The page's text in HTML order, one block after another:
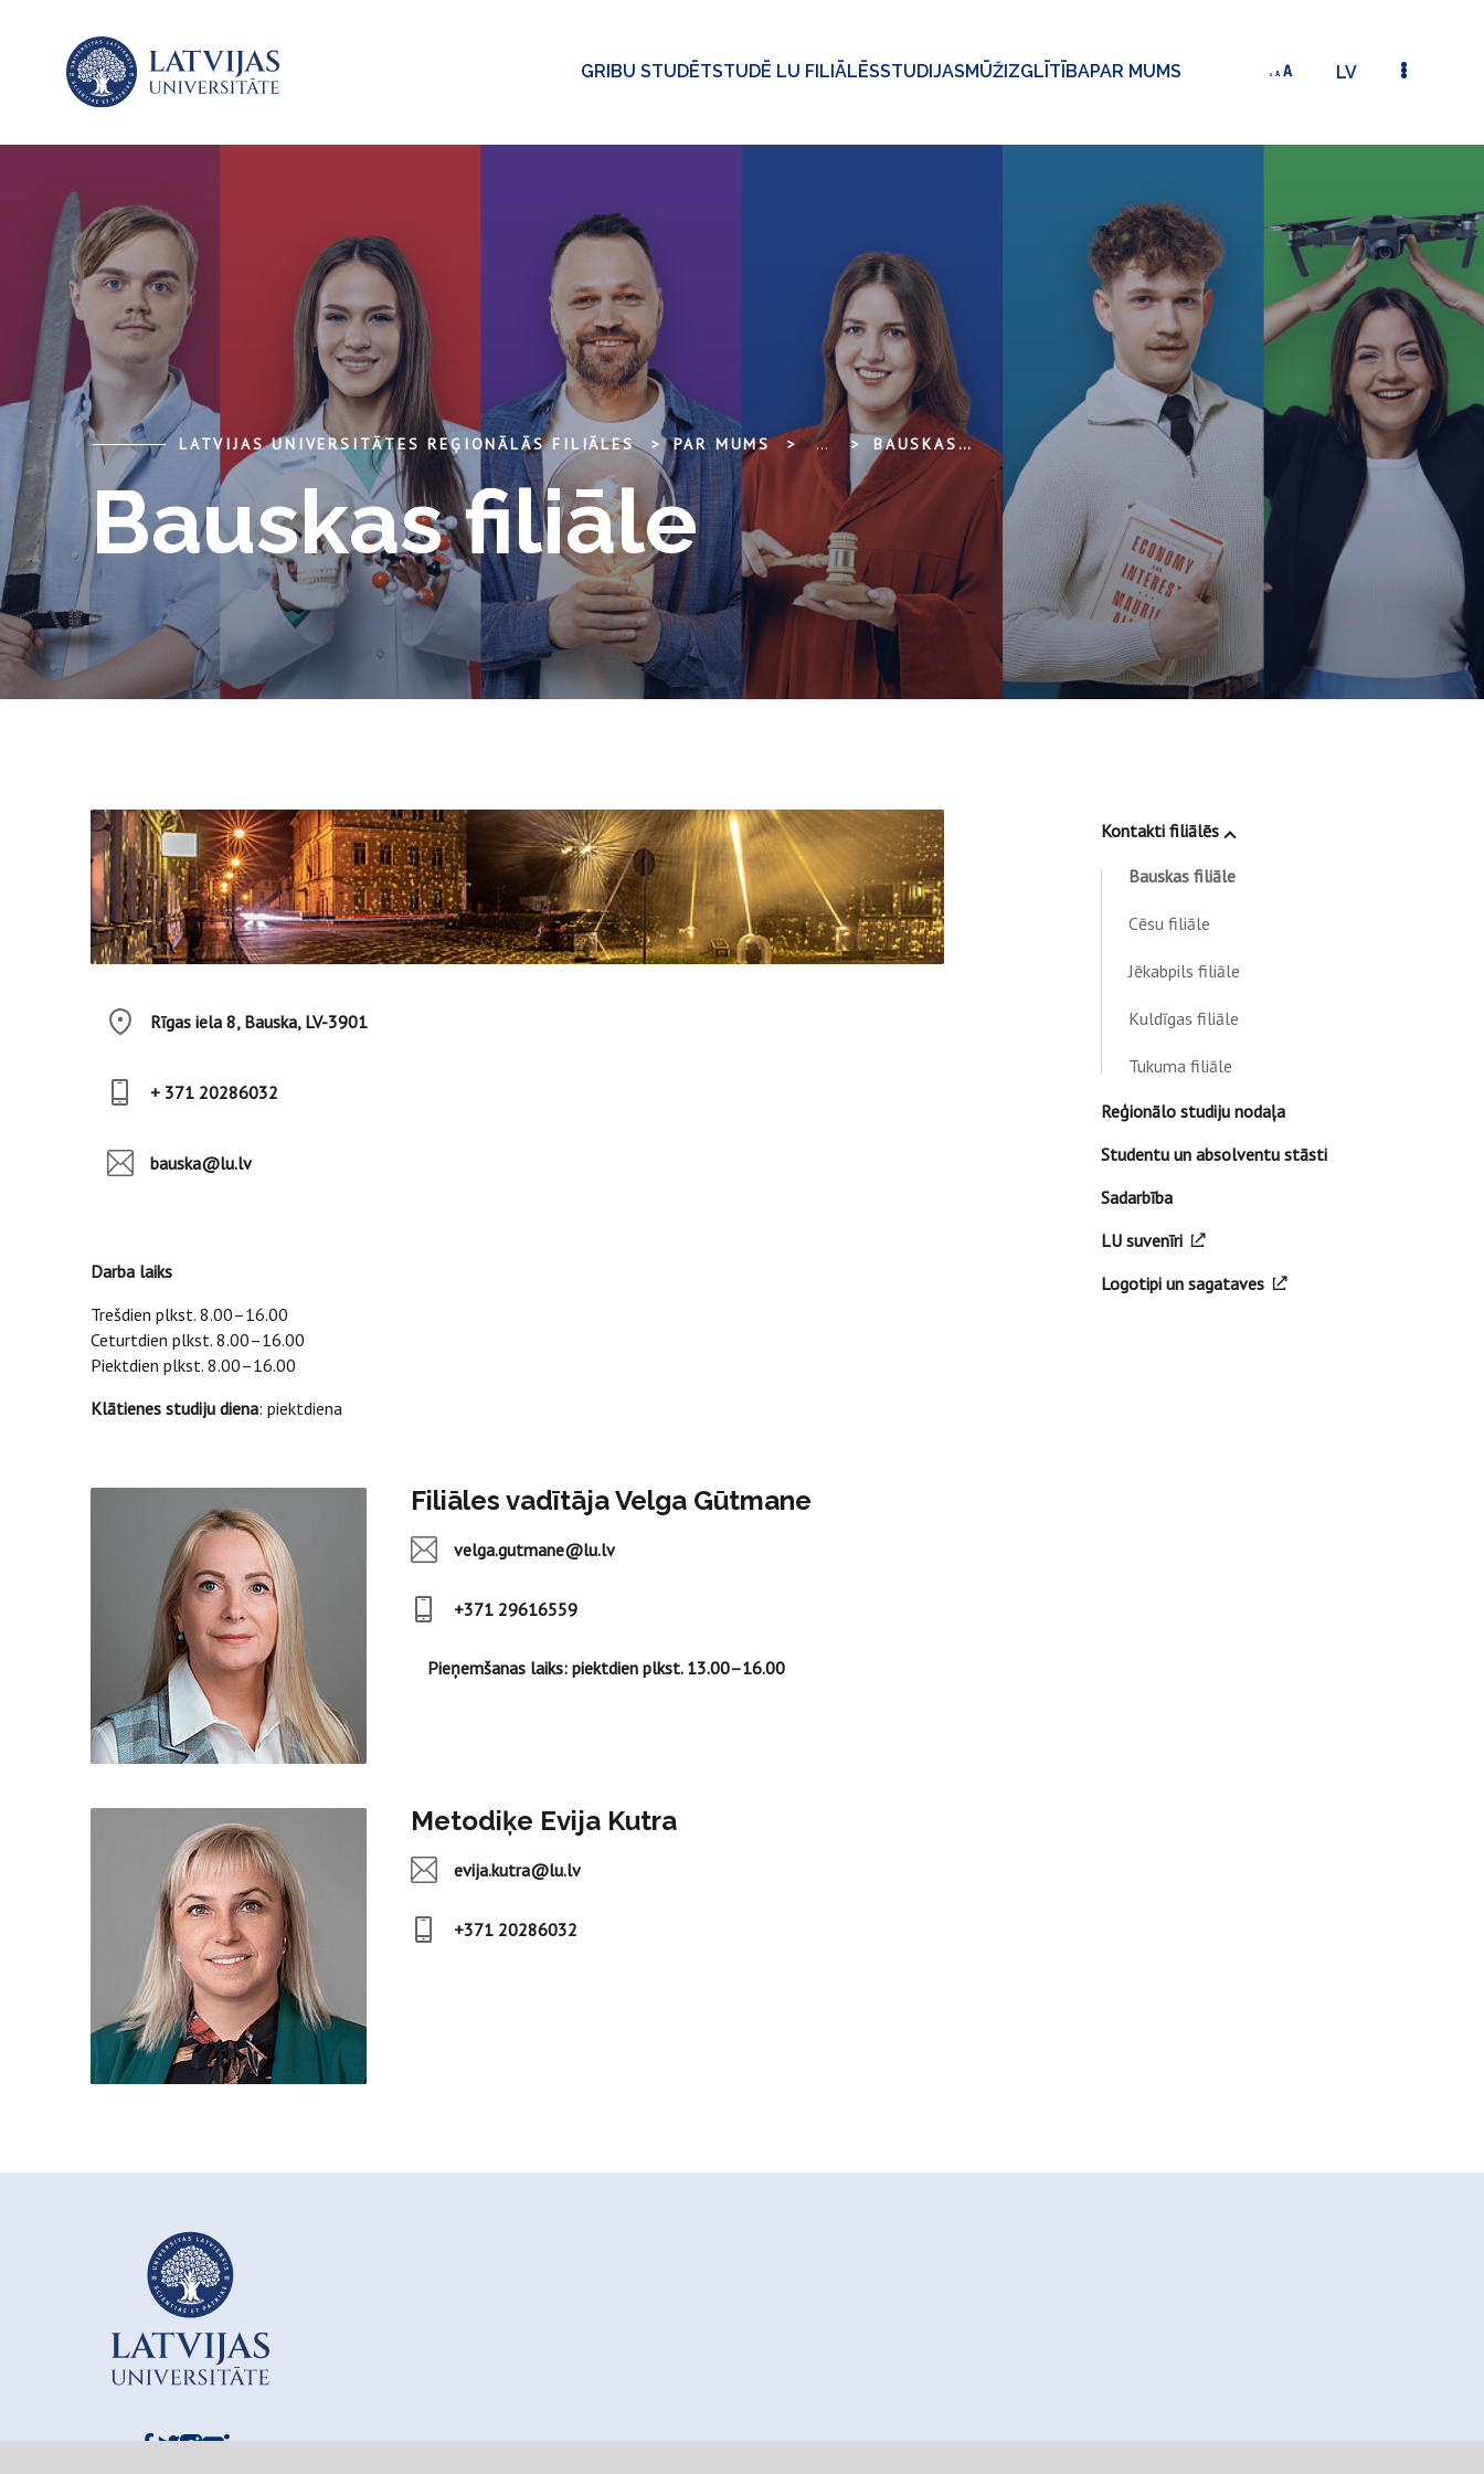
GRIBU STUDĒTSTUDĒ LU FILIĀLĒSSTUDIJASMŪŽIZGLĪTĪBAPAR MUMS LV
LATVIJAS UNIVERSITĀTES REĢIONĀLĀS FILIĀLES PAR MUMS ... BAUSKAS FILIĀLE
Bauskas filiāle
Rīgas iela 8, Bauska, LV-3901
+ 371 20286032
bauska@lu.lv
Darba laiks
Trešdien plkst. 8.00–16.00
Ceturtdien plkst. 8.00–16.00
Piektdien plkst. 8.00–16.00
Klātienes studiju diena: piektdiena
Filiāles vadītāja Velga Gūtmane
velga.gutmane@lu.lv
+371 29616559
Pieņemšanas laiks: piektdien plkst. 13.00–16.00
Metodiķe Evija Kutra
evija.kutra@lu.lv
+371 20286032
Kontakti filiālēs
Bauskas filiāle
Cēsu filiāle
Jēkabpils filiāle
Kuldīgas filiāle
Tukuma filiāle
Reģionālo studiju nodaļa
Studentu un absolventu stāsti
Sadarbība
LU suvenīri
Logotipi un sagataves